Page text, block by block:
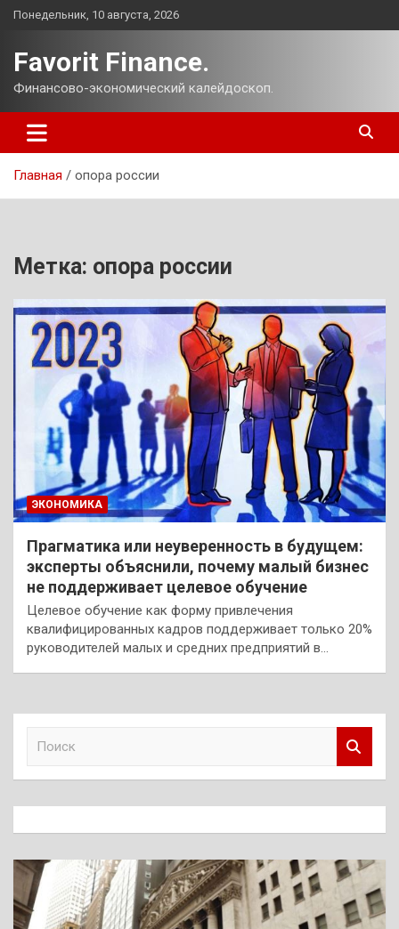
Перейти
Понедельник, 10 августа, 2026
Favorit Finance.
Финансово-экономический калейдоскоп.
Главная опора россии
Метка: опора россии
ЭКОНОМИКА
Прагматика или неуверенность в будущем:
эксперты объяснили, почему малый бизнес
не поддерживает целевое обучение
Целевое обучение как форму привлечения
квалифицированных кадров поддерживает только 20%
руководителей малых и средних предприятий в…
к